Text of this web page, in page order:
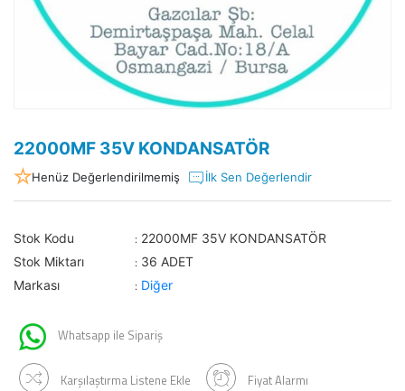
22000MF 35V KONDANSATÖR
Henüz Değerlendirilmemiş İlk Sen Değerlendir
Stok Kodu : 22000MF 35V KONDANSATÖR
Stok Miktarı
: 36 ADET
Markası
: Diğer
Whatsapp ile Sipariş
Karşılaştırma Listene Ekle Fiyat Alarmı